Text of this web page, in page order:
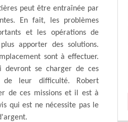
peut être entraînée par
En fait, les problèmes
et les opérations de
apporter des solutions.
sont à effectuer.
devront se charger de ces
de leur difficulté. Robert
de ces missions et il est à
qui est ne nécessite pas le